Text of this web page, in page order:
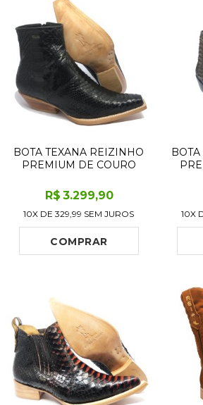
BOTA TEXANA REIZINHO
PREMIUM DE COURO
PYTHON PRETA LIMITED
EDITION - CANO CURTO,
BICO FINO
QUADRADINHO -
SOLADO DE COURO
ARTESANAL
R$ 3.299,90
10X DE329,99 SEM JUROS
COMPRAR
10X